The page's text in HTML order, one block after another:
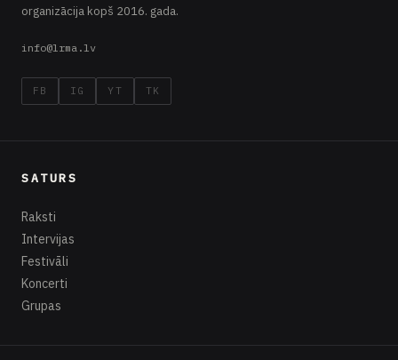
organizācija kopš 2016. gada.
info@lrma.lv
FB IG YT TK
SATURS
Raksti
Intervijas
Festivāli
Koncerti
Grupas